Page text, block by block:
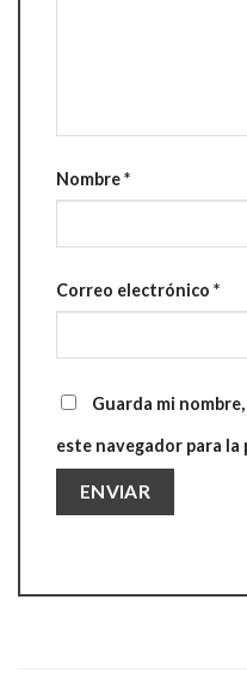
Nombre*
Correo electrónico *
Guarda mi
este navegador para